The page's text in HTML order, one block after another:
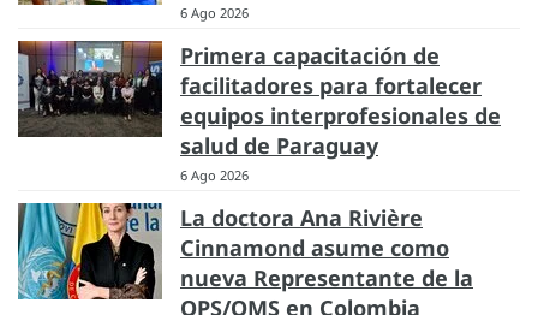
6 Ago 2026
Primera capacitación de
facilitadores para fortalecer
equipos interprofesionales de
salud de Paraguay
6 Ago 2026
La doctora Ana Rivière
Cinnamond asume como
nueva Representante de la
OPS/OMS en Colombia